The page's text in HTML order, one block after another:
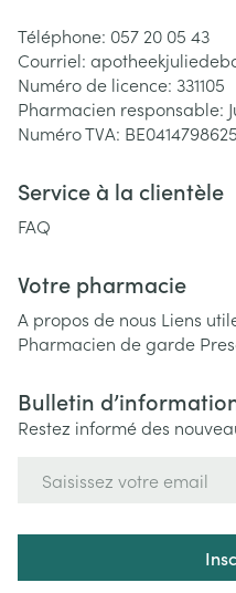
Téléphone: 057 20 05 43
Courriel:
Numéro de licence: 331105
Pharmacien responsable:
Numéro TVA: BE0414798625
Service à la clientèle
FAQ
Votre pharmacie
A propos de nous Liens
Pharmacien de garde
Bulletin
Restez informé des